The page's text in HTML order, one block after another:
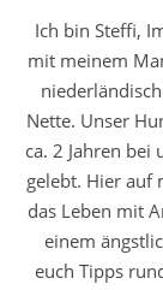
Ich bin Steffi,
mit meinem
Nette. Unser
ca. 2 Jahren bei
gelebt. Hier auf
das Leben mit
einem
euch Tipps